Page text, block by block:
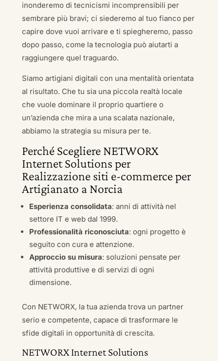
inonderemo di tecnicismi incomprensibili per
sembrare più bravi; ci siederemo al tuo fianco per
capire dove vuoi arrivare e ti spiegheremo, passo
dopo passo, come la tecnologia può aiutarti a
raggiungere quel traguardo.
Siamo artigiani digitali con una mentalità orientata
al risultato. Che tu sia una piccola realtà locale
che vuole dominare il proprio quartiere o
un’azienda che mira a una scalata nazionale,
abbiamo la strategia su misura per te.
Perché Scegliere NETWORX
Internet Solutions per
Realizzazione siti e-commerce per
Artigianato a Norcia
Esperienza consolidata: anni di attività nel
settore IT e web dal 1999.
Professionalità riconosciuta: ogni progetto è
seguito con cura e attenzione.
Approccio su misura: soluzioni pensate per
attività produttive e di servizi di ogni
dimensione.
Con NETWORX, la tua azienda trova un partner
serio e competente, capace di trasformare le
sfide digitali in opportunità di crescita.
NETWORX Internet Solutions